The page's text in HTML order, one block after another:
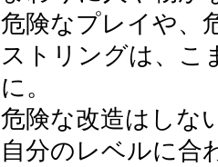
危険なプレイや、
ストリングは、こ
に。
危険な改造はしな
自分のレベルに合